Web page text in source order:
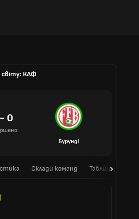
світу: КАФ
0
Бурунді
Склади команд Таблиця